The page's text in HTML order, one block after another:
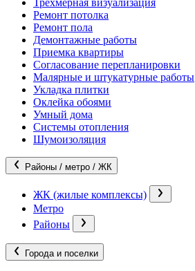
Трехмерная визуализация
Ремонт потолка
Ремонт пола
Демонтажные работы
Приемка квартиры
Согласование перепланировки
Малярные и штукатурные работы
Укладка плитки
Оклейка обоями
Умный дома
Системы отопления
Шумоизоляция
Районы / метро / ЖК
ЖК (жилые комплексы)
Метро
Районы
Города и поселки